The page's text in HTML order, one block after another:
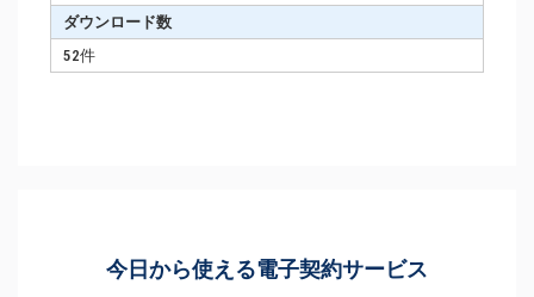
ダウンロード数
52件
今日から使える電子契約サービス